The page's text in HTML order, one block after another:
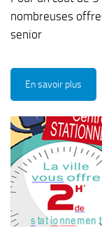
nombreuses
senior
En savoir plus